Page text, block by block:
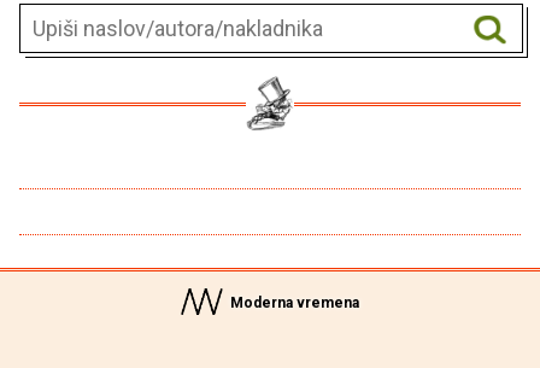
Moderna vremena